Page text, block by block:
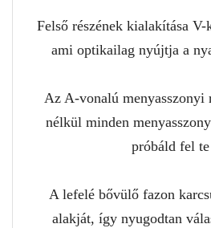
Felső részének kialakítása
ami optikailag nyújtja a
Az A-vonalú menyasszonyi
nélkül minden
próbáld fel
A lefelé bővülő fazon
alakját, így nyugodtan